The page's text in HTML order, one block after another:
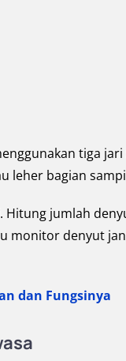
tiga
leher bagian
jumlah
monitor denyut
dan Fungsinya